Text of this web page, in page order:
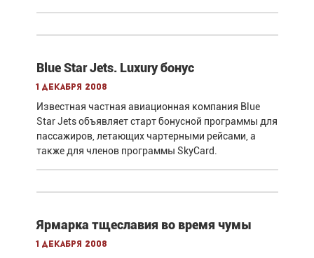
Blue Star Jets. Luxury бонус
1 декабря 2008
Известная частная авиационная компания Blue
Star Jets объявляет старт бонусной программы для
пассажиров, летающих чартерными рейсами, а
также для членов программы SkyCard.
Ярмарка тщеславия во время чумы
1 декабря 2008